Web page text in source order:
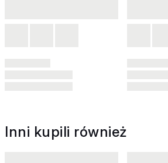
Inni kupili również